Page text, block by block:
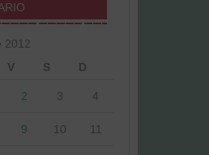
2012
V S D
2 3 4
9 10 11